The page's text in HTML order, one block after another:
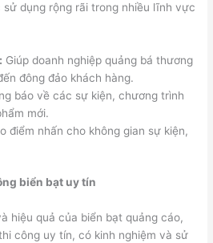
sử dụng rộng rãi trong nhiều lĩnh vực
Giúp doanh nghiệp quảng bá thương
đông đảo khách hàng.
báo về các sự kiện, chương trình
mới.
điểm nhấn cho không gian sự kiện,
biển bạt uy tín
hiệu quả của biển bạt quảng cáo,
công uy tín, có kinh nghiệm và sử